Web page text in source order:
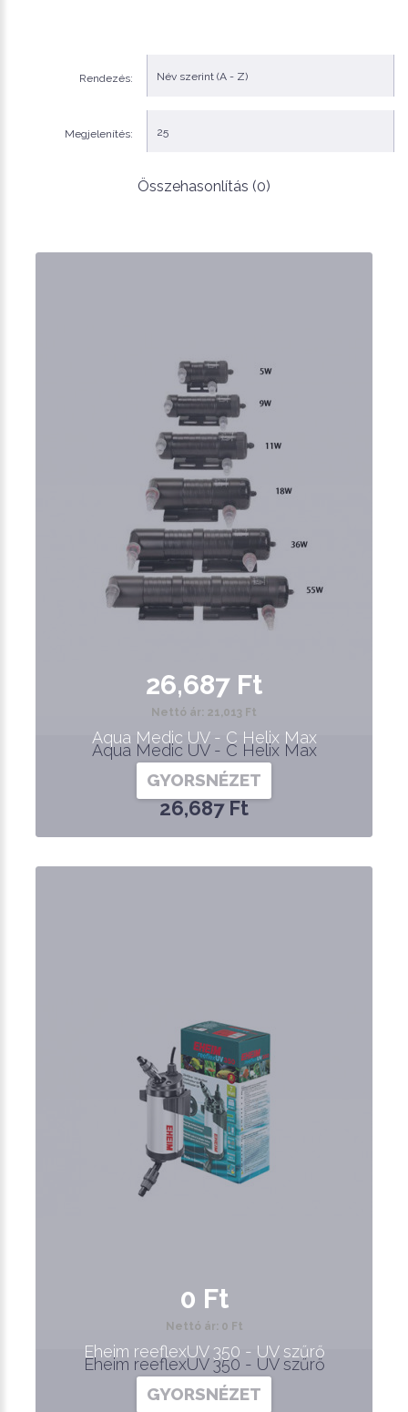
Rendezés:
Megjelenítés:
Összehasonlítás (0)
Aqua Medic UV - C Helix Max
26,687 Ft
26,687 Ft
Nettó ár: 21,013 Ft
Aqua Medic UV - C Helix Max
GYORSNÉZET
Eheim reeflexUV 350 - UV szűrő
0 Ft
Nettó ár: 0 Ft
Eheim reeflexUV 350 - UV szűrő
GYORSNÉZET